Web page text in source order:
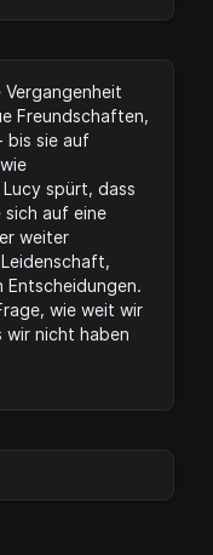
Vergangenheit
Freundschaften,
bis sie auf
spürt, dass
sich auf eine
weiter
Entscheidungen.
wie weit wir
wir nicht haben